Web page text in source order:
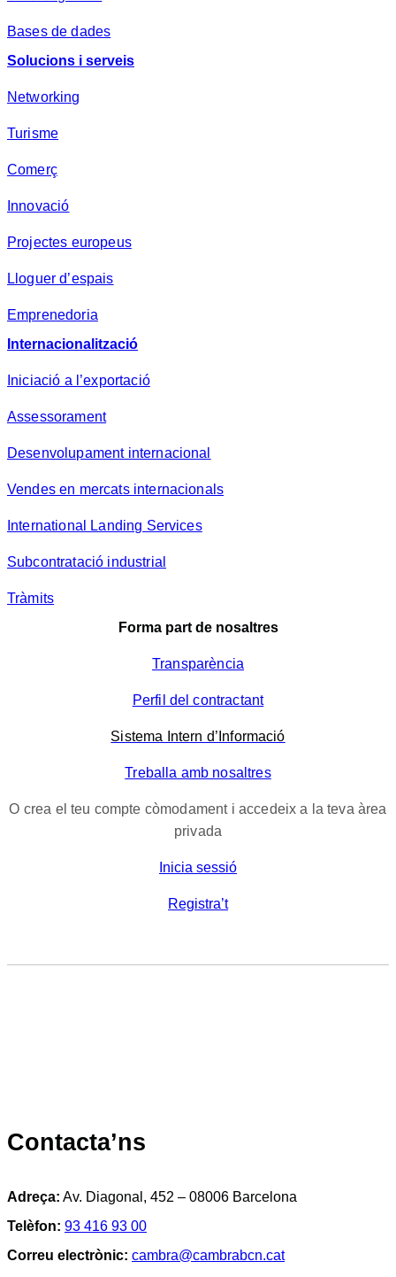
Bases de dades
Solucions i serveis
Networking
Turisme
Comerç
Innovació
Projectes europeus
Lloguer d’espais
Emprenedoria
Internacionalització
Iniciació a l’exportació
Assessorament
Desenvolupament internacional
Vendes en mercats internacionals
International Landing Services
Subcontratació industrial
Tràmits
Forma part de nosaltres
Transparència
Perfil del contractant
Sistema Intern d’Informació
Treballa amb nosaltres
O crea el teu compte còmodament i accedeix a la teva àrea
privada
Inicia sessió
Registra’t
Contacta’ns
Adreça: Av. Diagonal, 452 – 08006 Barcelona
Telèfon: 93 416 93 00
Correu electrònic: cambra@cambrabcn.cat